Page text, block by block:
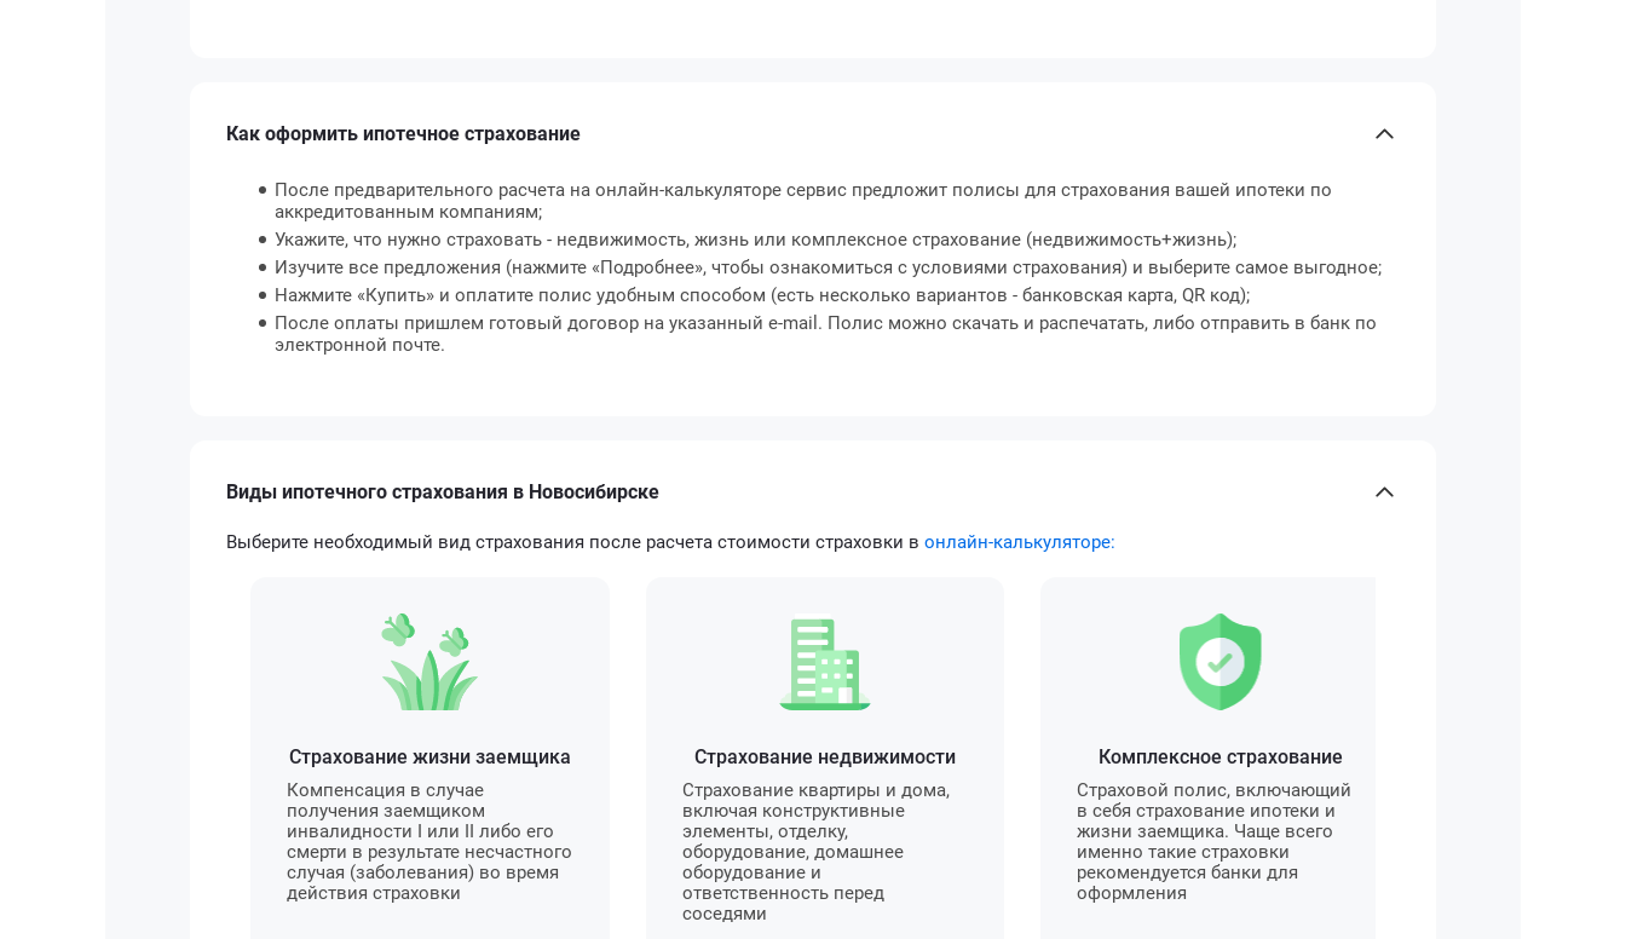
Как оформить ипотечное страхование
После предварительного расчета на онлайн-калькуляторе сервис предложит полисы для страхования вашей ипотеки по
аккредитованным компаниям;
Укажите, что нужно страховать - недвижимость, жизнь или комплексное страхование (недвижимость+жизнь);
Изучите все предложения (нажмите «Подробнее», чтобы ознакомиться с условиями страхования) и выберите самое выгодное;
Нажмите «Купить» и оплатите полис удобным способом (есть несколько вариантов - банковская карта, QR код);
После оплаты пришлем готовый договор на указанный e-mail. Полис можно скачать и распечатать, либо отправить в банк по
электронной почте.
Виды ипотечного страхования в Новосибирске
Выберите необходимый вид страхования после расчета стоимости страховки в онлайн-калькуляторе:
Страхование жизни заемщика
Компенсация в случае
получения заемщиком
инвалидности I или II либо его
смерти в результате несчастного
случая (заболевания) во время
действия страховки
Страхование недвижимости
Страхование квартиры и дома,
включая конструктивные
элементы, отделку,
оборудование, домашнее
оборудование и
ответственность перед
соседями
Комплексное страхование
Страховой полис, включающий
в себя страхование ипотеки и
жизни заемщика. Чаще всего
именно такие страховки
рекомендуется банки для
оформления